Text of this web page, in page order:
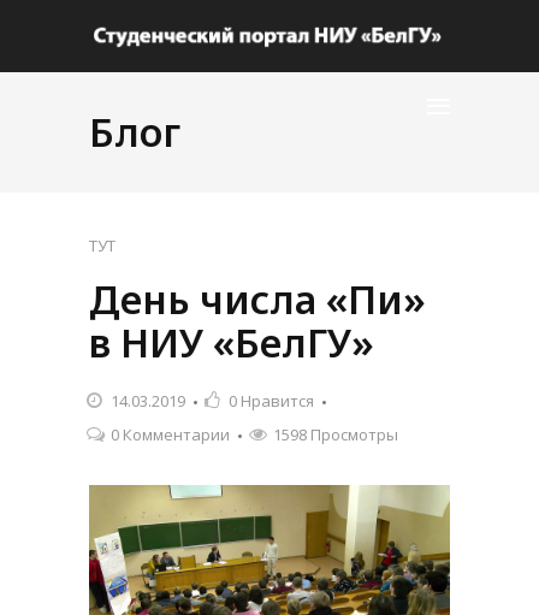
Блог
ТУТ
День числа «Пи»
в НИУ «БелГУ»
14.03.2019 0 Нравится
0 Комментарии
1598 Просмотры